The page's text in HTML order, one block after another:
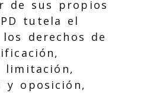
de sus propios
tutela el
derechos de
limitación,
y oposición,